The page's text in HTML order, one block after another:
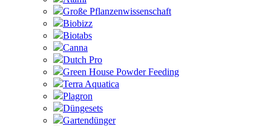
Große Pflanzenwissenschaft
Biobizz
Biotabs
Canna
Dutch Pro
Green House Powder Feeding
Terra Aquatica
Plagron
Düngesets
Gartendünger